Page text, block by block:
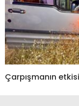
Çarpışmanın